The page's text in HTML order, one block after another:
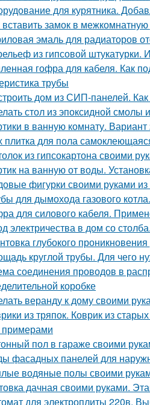
для курятника.
вставить замок в
эмаль для радиаторов
из гипсовой штукатурки.
гофра для кабеля. Как
трубы
дом из СИП-панелей.
стол из эпоксидной
в ванную комнату.
плитка для пола
из гипсокартона своими
на ванную от воды.
фигурки своими руками из
для дымохода газового
для силового кабеля.
электричества в дом со
глубокого
круглой трубы. Для чего
соединения проводов в
коробке
веранду к дому своими
из тряпок. Коврик из
пол в гараже своими
фасадных панелей для
водяные полы своими
дачная своими руками.
для электроплиты 220в.